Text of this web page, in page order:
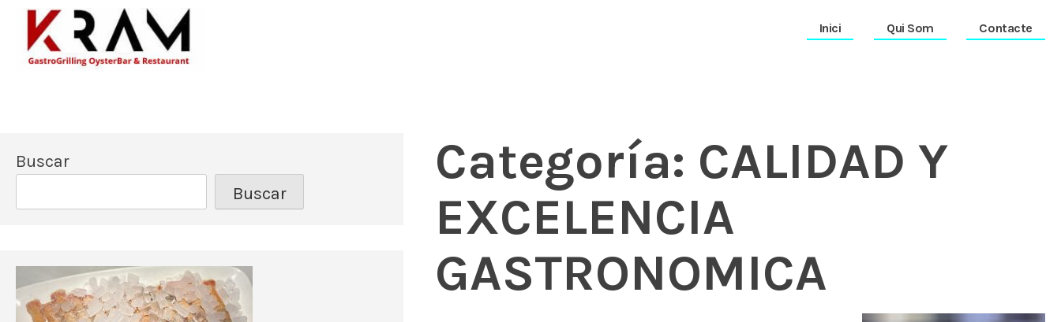
Inici Qui Som Contacte
Categoría: CALIDAD Y
EXCELENCIA
GASTRONOMICA
Buscar
Buscar